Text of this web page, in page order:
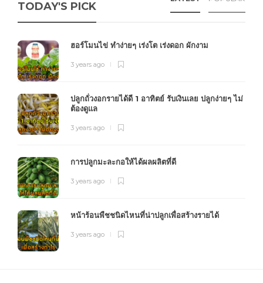
TODAY'S PICK
ฮอร์โมนไข่ ทำง่ายๆ เร่งโต เร่งดอก ผักงาม
3 years ago
ปลูกถั่วงอกรายได้ดี 1 อาทิตย์ รับเงินเลย ปลูกง่ายๆ ไม่
ต้องดูแล
3 years ago
การปลูกมะละกอให้ได้ผลผลิตที่ดี
3 years ago
หน้าร้อนพืชชนิดไหนที่น่าปลูกเพื่อสร้างรายได้
3 years ago